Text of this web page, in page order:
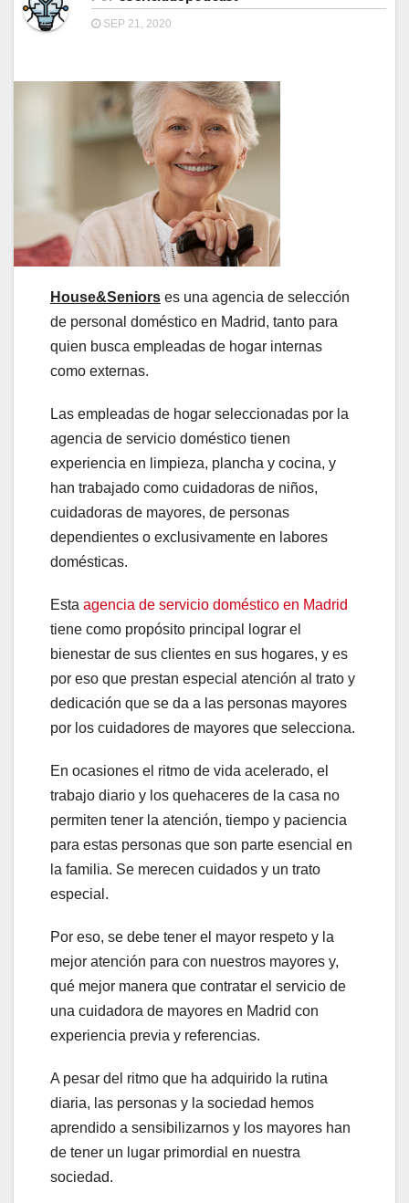
SEP 21, 2020
House&Seniors es una agencia de selección
de personal doméstico en Madrid, tanto para
quien busca empleadas de hogar internas
como externas.
Las empleadas de hogar seleccionadas por la
agencia de servicio doméstico tienen
experiencia en limpieza, plancha y cocina, y
han trabajado como cuidadoras de niños,
cuidadoras de mayores, de personas
dependientes o exclusivamente en labores
domésticas.
Esta agencia de servicio doméstico en Madrid
tiene como propósito principal lograr el
bienestar de sus clientes en sus hogares, y es
por eso que prestan especial atención al trato y
dedicación que se da a las personas mayores
por los cuidadores de mayores que selecciona.
En ocasiones el ritmo de vida acelerado, el
trabajo diario y los quehaceres de la casa no
permiten tener la atención, tiempo y paciencia
para estas personas que son parte esencial en
la familia. Se merecen cuidados y un trato
especial.
Por eso, se debe tener el mayor respeto y la
mejor atención para con nuestros mayores y,
qué mejor manera que contratar el servicio de
una cuidadora de mayores en Madrid con
experiencia previa y referencias.
A pesar del ritmo que ha adquirido la rutina
diaria, las personas y la sociedad hemos
aprendido a sensibilizarnos y los mayores han
de tener un lugar primordial en nuestra
sociedad.